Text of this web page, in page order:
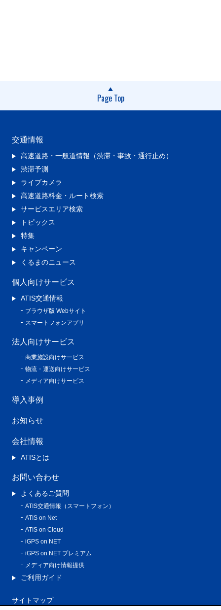
Page Top
交通情報
高速道路・一般道情報（渋滞・事故・通行止め）
渋滞予測
ライブカメラ
高速道路料金・ルート検索
サービスエリア検索
トピックス
特集
キャンペーン
くるまのニュース
個人向けサービス
ATIS交通情報
ブラウザ版 Webサイト
スマートフォンアプリ
法人向けサービス
商業施設向けサービス
物流・運送向けサービス
メディア向けサービス
導入事例
お知らせ
会社情報
ATISとは
お問い合わせ
よくあるご質問
ATIS交通情報（スマートフォン）
ATIS on Net
ATIS on Cloud
iGPS on NET
iGPS on NET プレミアム
メディア向け情報提供
ご利用ガイド
サイトマップ